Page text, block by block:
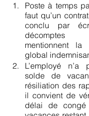
Poste à temps
faut qu’un
conclu par
mentionnent
global
L’employé
solde de
résiliation des
il convient de
délai de